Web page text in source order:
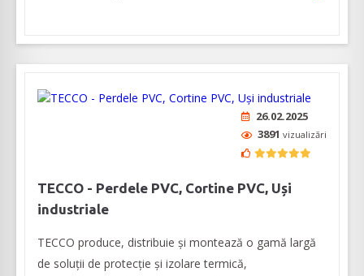
26.02.2025
3891 vizualizări
TECCO - Perdele PVC, Cortine PVC, Uși
industriale
TECCO produce, distribuie și montează o gamă largă
de soluții de protecție și izolare termică,